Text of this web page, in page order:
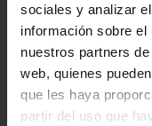
sociales y analizar
información sobre el
nuestros partners
web, quienes
que les haya
partir del uso que